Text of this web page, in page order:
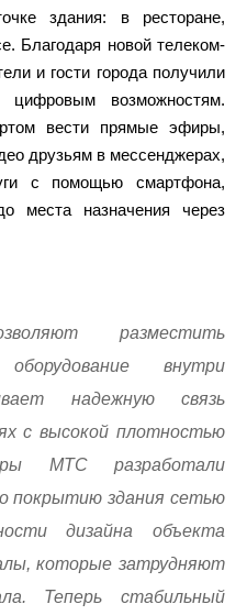
здания: в ресторане,
Благодаря новой телеком-
и гости города получили
цифровым возможностям.
вести прямые эфиры,
друзьям в мессенджерах,
с помощью смартфона,
места назначения через
разместить
оборудование внутри
надежную связь
с высокой плотностью
МТС разработали
покрытию здания сетью
дизайна объекта
которые затрудняют
Теперь стабильный